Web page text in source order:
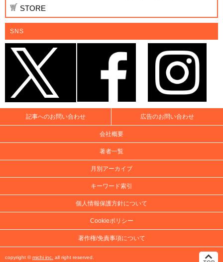
STORE
SNS
記事へのお問い合わせ 広告のお問い合わせ
会社概要
著者一覧
月別アーカイブ
キーワード索引
個人情報保護方針について
Cookieポリシー
著作権/免責事項について
copyright ©michi inc. all right reserved.